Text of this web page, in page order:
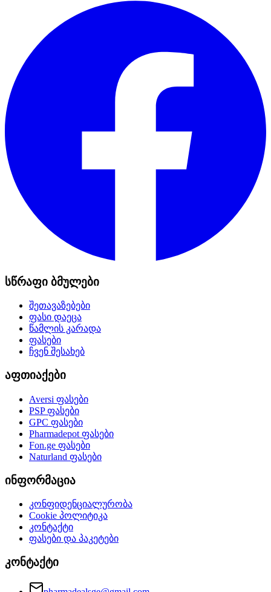
სწრაფი ბმულები
შეთავაზებები
ფასი დაეცა
წამლის კარადა
ფასები
ჩვენ შესახებ
აფთიაქები
Aversi ფასები
PSPფასები
GPC ფასები
Pharmadepot ფასები
Fon.ge ფასები
Naturland ფასები
ინფორმაცია
კონფიდენციალურობა
Cookie პოლიტიკა
კონტაქტი
ფასები და პაკეტები
კონტაქტი